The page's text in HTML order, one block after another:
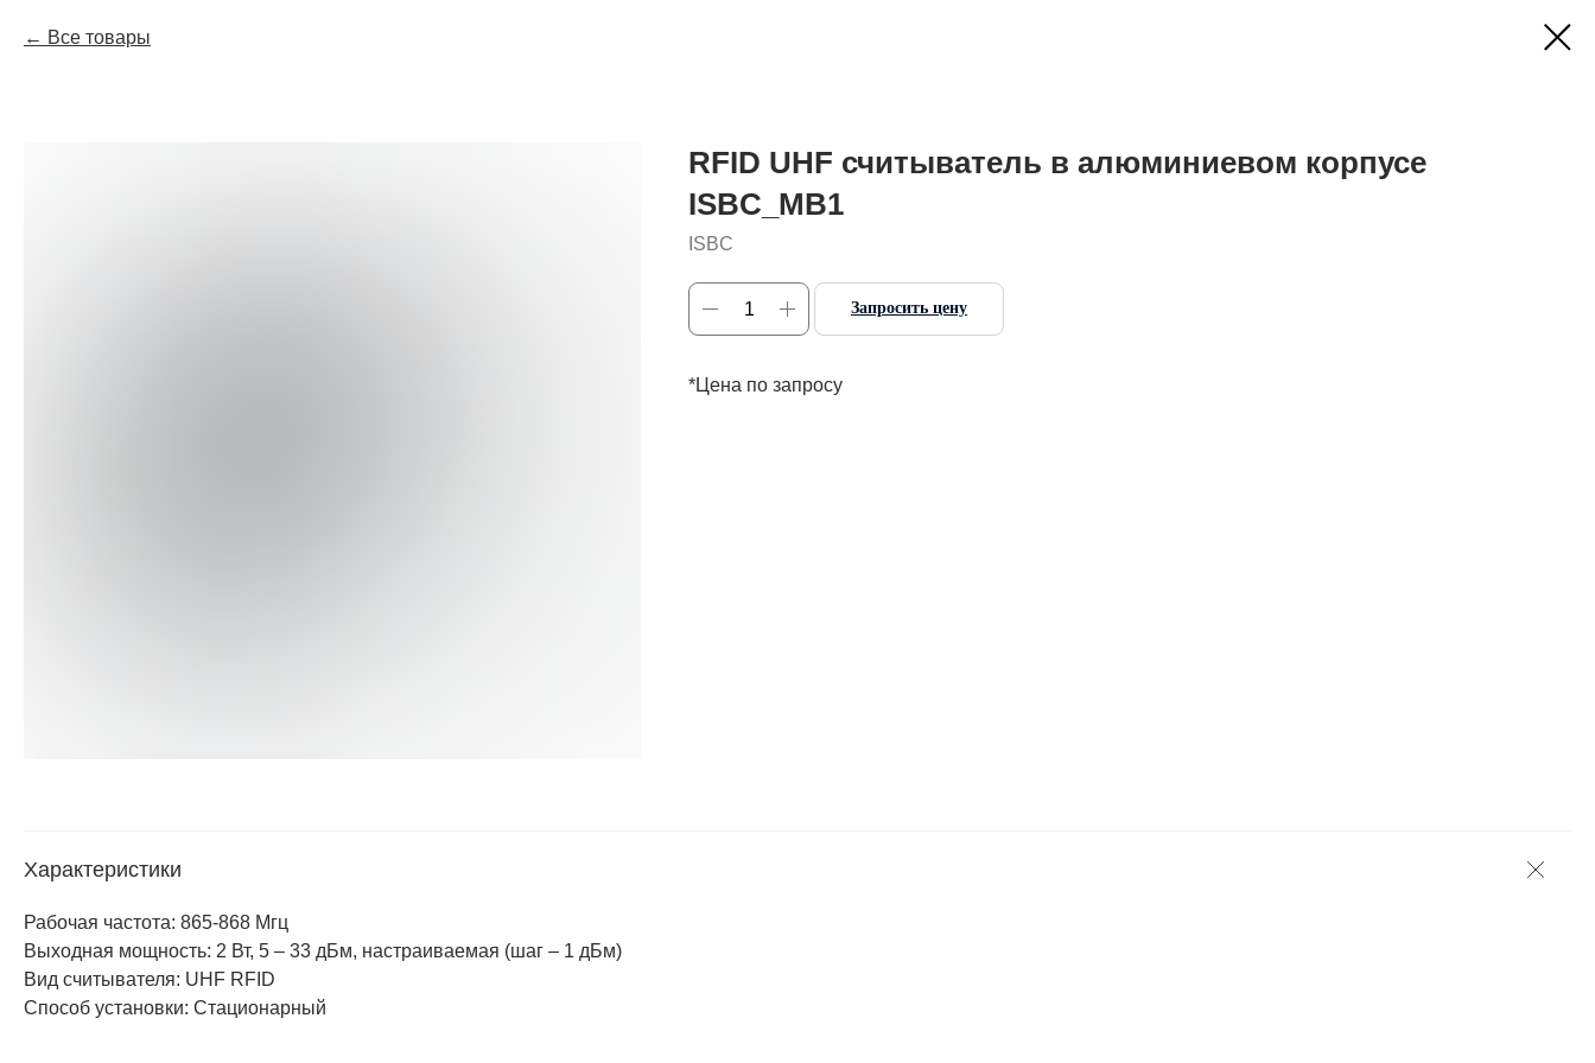
Все товары
RFID UHF считыватель в алюминиевом корпусе
ISBC_MB1
ISBC
Запросить цену
*Цена по запросу
Характеристики
Рабочая частота: 865-868 Mгц
Выходная мощность: 2 Вт, 5 – 33 дБм, настраиваемая (шаг – 1 дБм)
Вид считывателя: UHF RFID
Способ установки: Стационарный